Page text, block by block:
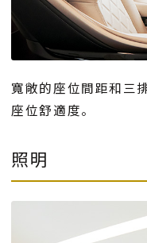
寬敞的座位間距和三
座位舒適度。
照明